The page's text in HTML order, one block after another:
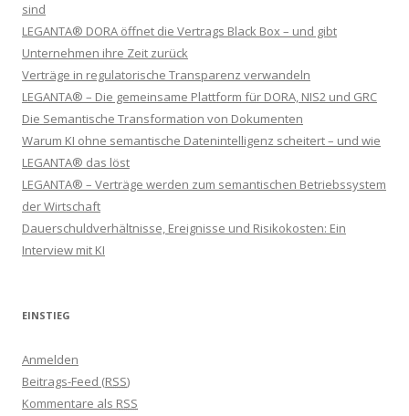
sind
LEGANTA® DORA öffnet die Vertrags Black Box – und gibt
Unternehmen ihre Zeit zurück
Verträge in regulatorische Transparenz verwandeln
LEGANTA® – Die gemeinsame Plattform für DORA, NIS2 und GRC
Die Semantische Transformation von Dokumenten
Warum KI ohne semantische Datenintelligenz scheitert – und wie
LEGANTA® das löst
LEGANTA® – Verträge werden zum semantischen Betriebssystem
der Wirtschaft
Dauerschuldverhältnisse, Ereignisse und Risikokosten: Ein
Interview mit KI
EINSTIEG
Anmelden
Beitrags-Feed (RSS)
Kommentare als RSS